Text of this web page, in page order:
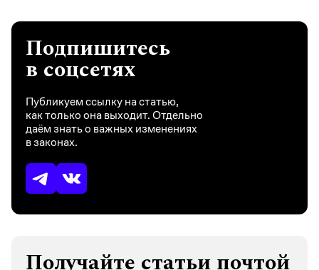
Подпишитесь
в соцсетях
Публикуем ссылку на статью,
как только она выходит. Отдельно
даём знать о важных изменениях
в законах.
Получайте статьи почтой